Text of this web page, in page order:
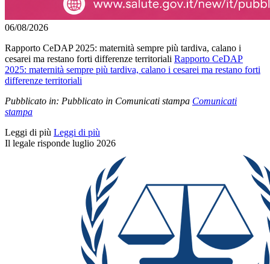
06/08/2026
Rapporto CeDAP 2025: maternità sempre più tardiva, calano i
cesarei ma restano forti differenze territoriali Rapporto CeDAP
2025: maternità sempre più tardiva, calano i cesarei ma restano forti
differenze territoriali
Pubblicato in: Pubblicato in Comunicati stampa Comunicati
stampa
Leggi di più Leggi di più
Il legale risponde luglio 2026